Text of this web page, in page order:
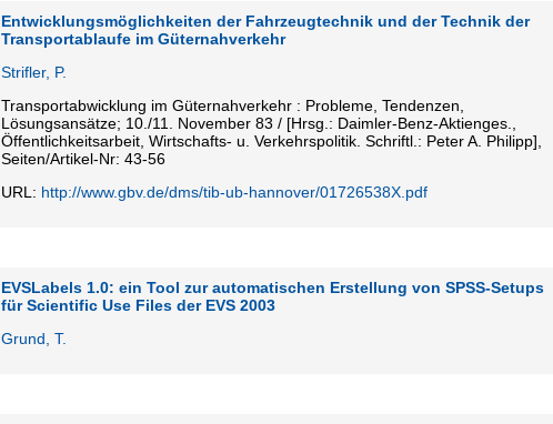
Entwicklungsmöglichkeiten der Fahrzeugtechnik und der Technik der
Transportablaufe im Güternahverkehr
Strifler, P.
Transportabwicklung im Güternahverkehr : Probleme, Tendenzen,
Lösungsansätze; 10./11. November 83 / [Hrsg.: Daimler-Benz-Aktienges.,
Öffentlichkeitsarbeit, Wirtschafts- u. Verkehrspolitik. Schriftl.: Peter A. Philipp],
Seiten/Artikel-Nr: 43-56
URL: http://www.gbv.de/dms/tib-ub-hannover/01726538X.pdf
EVSLabels 1.0: ein Tool zur automatischen Erstellung von SPSS-Setups
für Scientific Use Files der EVS 2003
Grund, T.